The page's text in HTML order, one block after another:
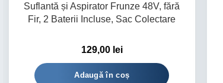
Suflantă și Aspirator Frunze 48V, fără
Fir, 2 Baterii Incluse, Sac Colectare
129,00 lei
Adaugă în coș